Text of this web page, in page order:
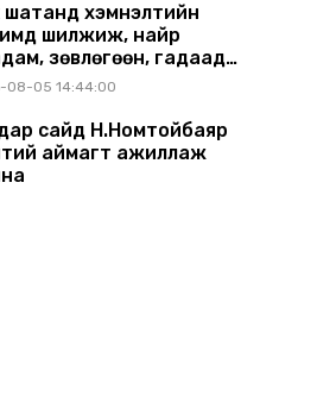
шатанд хэмнэлтийн
шилжиж, найр
зөвлөгөөн, гадаад
хориглолоо
08-05 14:44:00
сайд Н.Номтойбаяр
аймагт ажиллаж